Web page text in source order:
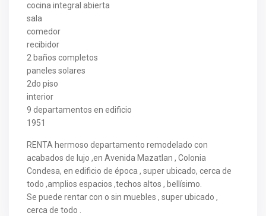
cocina integral abierta
sala
comedor
recibidor
2 baños completos
paneles solares
2do piso
interior
9 departamentos en edificio
1951
RENTA hermoso departamento remodelado con
acabados de lujo ,en Avenida Mazatlan , Colonia
Condesa, en edificio de época , super ubicado, cerca de
todo ,amplios espacios ,techos altos , bellísimo.
Se puede rentar con o sin muebles , super ubicado ,
cerca de todo .